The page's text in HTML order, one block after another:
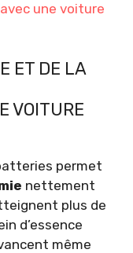
une voiture
ET DE LA
VOITURE
permet
nettement
plus de
d’essence
même